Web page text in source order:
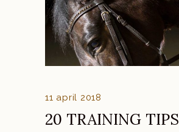
11 april 2018
20 TRAINING TIPS